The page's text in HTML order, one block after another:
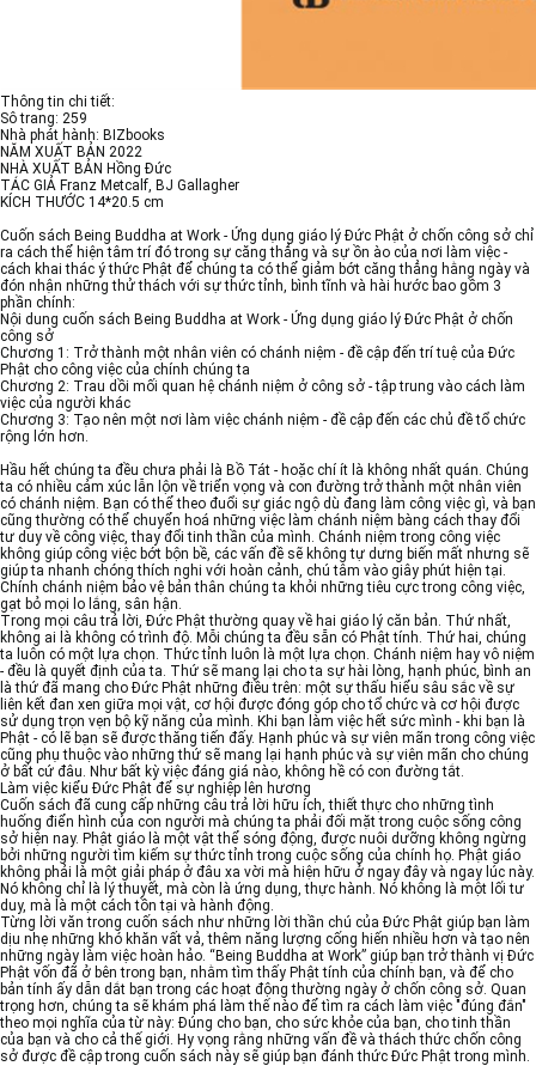
Thông tin chi tiết:
Sô trang: 259
Nhà phát hành: BIZbooks
NĂM XUẤT BẢN 2022
NHÀ XUẤT BẢN Hồng Đức
TÁC GIẢ Franz Metcalf, BJ Gallagher
KÍCH THƯỚC 14*20.5 cm
Cuốn sách Being Buddha at Work - Ứng dụng giáo lý Đức Phật ở chốn công sở chỉ
ra cách thể hiện tâm trí đó trong sự căng thẳng và sự ồn ào của nơi làm việc -
cách khai thác ý thức Phật để chúng ta có thể giảm bớt căng thẳng hằng ngày và
đón nhận những thử thách với sự thức tỉnh, bình tĩnh và hài hước bao gồm 3
phần chính:
Nội dung cuốn sách Being Buddha at Work - Ứng dụng giáo lý Đức Phật ở chốn
công sở
Chương 1: Trở thành một nhân viên có chánh niệm - đề cập đến trí tuệ của Đức
Phật cho công việc của chính chúng ta
Chương 2: Trau dồi mối quan hệ chánh niệm ở công sở - tập trung vào cách làm
việc của người khác
Chương 3: Tạo nên một nơi làm việc chánh niệm - đề cập đến các chủ đề tổ chức
rộng lớn hơn.
Hầu hết chúng ta đều chưa phải là Bồ Tát - hoặc chí ít là không nhất quán. Chúng
ta có nhiều cảm xúc lẫn lộn về triển vọng và con đường trở thành một nhân viên
có chánh niệm. Bạn có thể theo đuổi sự giác ngộ dù đang làm công việc gì, và bạn
cũng thường có thể chuyển hoá những việc làm chánh niệm bàng cách thay đổi
tư duy về công việc, thay đổi tinh thần của mình. Chánh niệm trong công việc
không giúp công việc bớt bộn bề, các vấn đề sẽ không tự dưng biến mất nhưng sẽ
giúp ta nhanh chóng thích nghi với hoàn cảnh, chú tâm vào giây phút hiện tại.
Chính chánh niệm bảo vệ bản thân chúng ta khỏi những tiêu cực trong công việc,
gạt bỏ mọi lo lắng, sân hận.
Trong mọi câu trả lời, Đức Phật thường quay về hai giáo lý căn bản. Thứ nhất,
không ai là không có trình độ. Mỗi chúng ta đều sẵn có Phật tính. Thứ hai, chúng
ta luôn có một lựa chọn. Thức tỉnh luôn là một lựa chọn. Chánh niệm hay vô niệm
- đều là quyết định của ta. Thứ sẽ mang lại cho ta sự hài lòng, hạnh phúc, bình an
là thứ đã mang cho Đức Phật những điều trên: một sự thấu hiểu sâu sắc về sự
liên kết đan xen giữa mọi vật, cơ hội được đóng góp cho tổ chức và cơ hội được
sử dụng trọn vẹn bộ kỹ năng của mình. Khi bạn làm việc hết sức mình - khi bạn là
Phật - có lẽ bạn sẽ được thăng tiến đấy. Hạnh phúc và sự viên mãn trong công việc
cũng phụ thuộc vào những thứ sẽ mang lại hạnh phúc và sự viên mãn cho chúng
ở bất cứ đâu. Như bất kỳ việc đáng giá nào, không hề có con đường tắt.
Làm việc kiểu Đức Phật để sự nghiệp lên hương
Cuốn sách đã cung cấp những câu trả lời hữu ích, thiết thực cho những tình
huống điển hình của con người mà chúng ta phải đối mặt trong cuộc sống công
sở hiện nay. Phật giáo là một vật thể sóng động, được nuôi dưỡng không ngừng
bởi những người tìm kiếm sự thức tỉnh trong cuộc sống của chính họ. Phật giáo
không phải là một giải pháp ở đâu xa vời mà hiện hữu ở ngay đây và ngay lúc này.
Nó không chỉ là lý thuyết, mà còn là ứng dụng, thực hành. Nó không là một lối tư
duy, mà là một cách tồn tại và hành động.
Từng lời văn trong cuốn sách như những lời thần chú của Đức Phật giúp bạn làm
dịu nhẹ những khó khăn vất vả, thêm năng lượng cống hiến nhiều hơn và tạo nên
những ngày làm việc hoàn hảo. “Being Buddha at Work” giúp bạn trở thành vị Đức
Phật vốn đã ở bên trong bạn, nhằm tìm thấy Phật tính của chính bạn, và để cho
bản tính ấy dẫn dắt bạn trong các hoạt động thường ngày ở chốn công sở. Quan
trọng hơn, chúng ta sẽ khám phá làm thế nào để tìm ra cách làm việc "đúng đắn"
theo mọi nghĩa của từ này: Đúng cho bạn, cho sức khỏe của bạn, cho tinh thần
của bạn và cho cả thế giới. Hy vọng rằng những vấn đề và thách thức chốn công
sở được đề cập trong cuốn sách này sẽ giúp bạn đánh thức Đức Phật trong mình.